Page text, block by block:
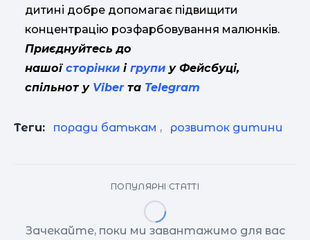
дитині добре допомагає підвищити
концентрацію розфарбовування малюнків.
Приєднуйтесь до
нашої сторінки і групи у Фейсбуці,
спільнот у Viberта Telegram
Теги: поради батькам , розвиток дитини
ПОПУЛЯРНІ СТАТТІ
Зачекайте, поки ми завантажимо для вас